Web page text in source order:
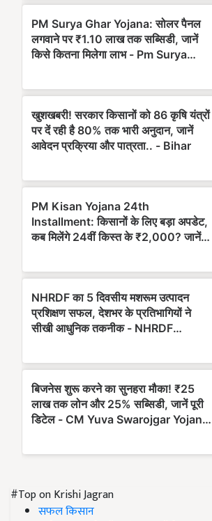
#Top on Krishi Jagran
सफल किसान